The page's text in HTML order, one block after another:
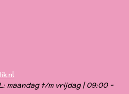
maandag t/m vrijdag | 09:00 -